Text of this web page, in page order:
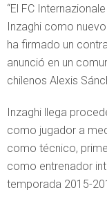
“El FC
Inzaghi como
ha firmado un
anunció en un
chilenos Alexis
Inzaghi llega
como jugador a
como técnico,
como entrenador
temporada 2015-